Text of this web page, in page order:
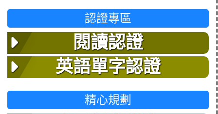
認證專區
閱讀認證
英語單字認證
精心規劃